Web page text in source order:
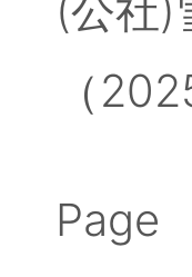
（
Page